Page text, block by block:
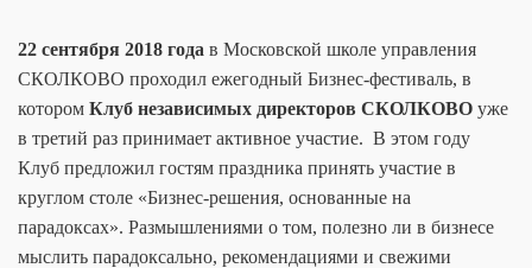
22 сентября 2018 года в Московской школе управления
СКОЛКОВО проходил ежегодный Бизнес-фестиваль, в
котором Клуб независимых директоров СКОЛКОВО уже
в третий раз принимает активное участие. В этом году
Клуб предложил гостям праздника принять участие в
круглом столе «Бизнес-решения, основанные на
парадоксах». Размышлениями о том, полезно ли в бизнесе
мыслить парадоксально, рекомендациями и свежими